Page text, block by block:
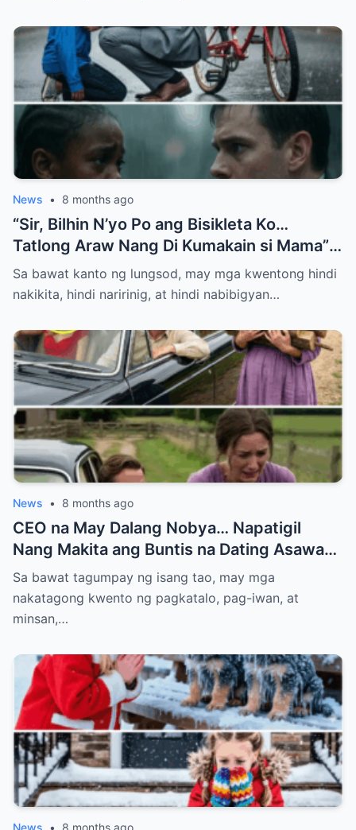
News • 8 months ago
“Sir, Bilhin N’yo Po ang Bisikleta Ko…
Tatlong Araw Nang Di Kumakain si Mama”
— Hanggang Sa May Natuklasan ang Isang
Bilyonaryo
Sa bawat kanto ng lungsod, may mga kwentong hindi
nakikita, hindi naririnig, at hindi nabibigyan…
News • 8 months ago
CEO na May Dalang Nobya… Napatigil
Nang Makita ang Buntis na Dating Asawa—
At ang Lihim na Magpapabagsak sa Kanya
Sa bawat tagumpay ng isang tao, may mga
nakatagong kwento ng pagkatalo, pag-iwan, at
minsan,…